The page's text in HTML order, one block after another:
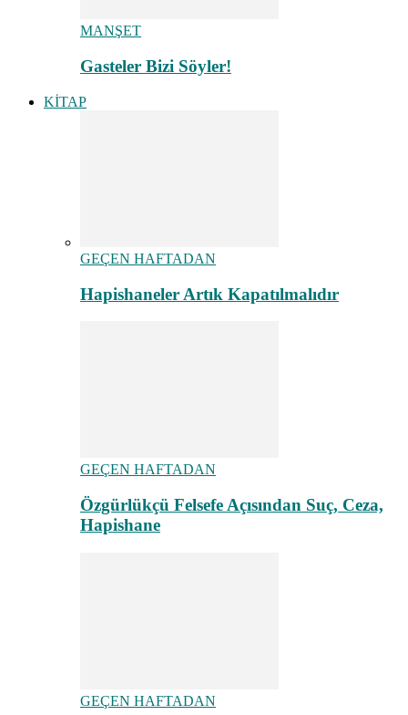
MANŞET
Gasteler Bizi Söyler!
KİTAP
GEÇEN HAFTADAN
Hapishaneler Artık Kapatılmalıdır
GEÇEN HAFTADAN
Özgürlükçü Felsefe Açısından Suç, Ceza,
Hapishane
GEÇEN HAFTADAN